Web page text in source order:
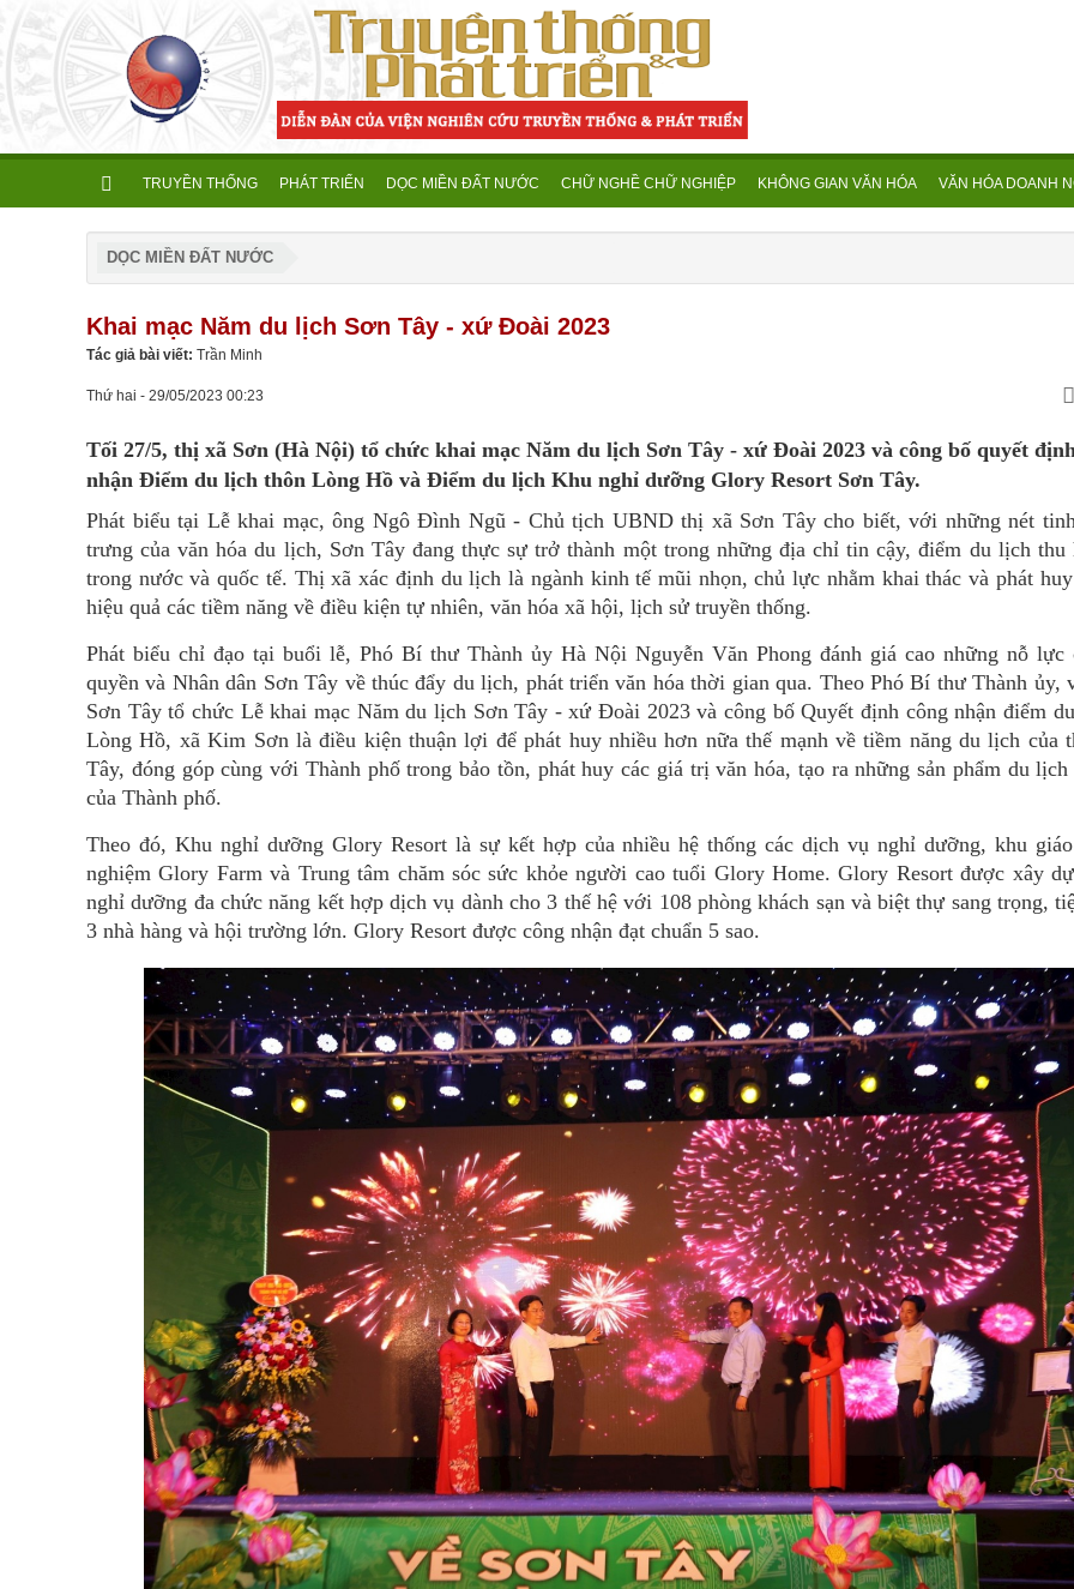
TRUYỀN THỐNG PHÁT TRIỂN DỌC MIỀN ĐẤT NƯỚC CHỮ NGHỀ CHỮ NGHIỆP KHÔNG GIAN VĂN HÓA VĂN HÓA DOANH
DỌC MIỀN ĐẤT NƯỚC
Khai mạc Năm du lịch Sơn Tây - xứ Đoài 2023
Tác giả bài viết: Trần Minh
Thứ hai - 29/05/2023 00:23
Tối 27/5, thị xã Sơn (Hà Nội) tổ chức khai mạc Năm du lịch Sơn Tây - xứ Đoài 2023 và công bố quyết
nhận Điểm du lịch thôn Lòng Hồ và Điểm du lịch Khu nghỉ dưỡng Glory Resort Sơn Tây.
Phát biểu tại Lễ khai mạc, ông Ngô Đình Ngũ - Chủ tịch UBND thị xã Sơn Tây cho biết, với những nét
trưng của văn hóa du lịch, Sơn Tây đang thực sự trở thành một trong những địa chỉ tin cậy, điểm du lịch thu
trong nước và quốc tế. Thị xã xác định du lịch là ngành kinh tế mũi nhọn, chủ lực nhằm khai thác và phát
hiệu quả các tiềm năng về điều kiện tự nhiên, văn hóa xã hội, lịch sử truyền thống.
Phát biểu chỉ đạo tại buổi lễ, Phó Bí thư Thành ủy Hà Nội Nguyễn Văn Phong đánh giá cao những nỗ lực
quyền và Nhân dân Sơn Tây về thúc đẩy du lịch, phát triển văn hóa thời gian qua. Theo Phó Bí thư Thành ủy,
Sơn Tây tổ chức Lễ khai mạc Năm du lịch Sơn Tây - xứ Đoài 2023 và công bố Quyết định công nhận điểm
Lòng Hồ, xã Kim Sơn là điều kiện thuận lợi để phát huy nhiều hơn nữa thế mạnh về tiềm năng du lịch của
Tây, đóng góp cùng với Thành phố trong bảo tồn, phát huy các giá trị văn hóa, tạo ra những sản phẩm du
của Thành phố.
Theo đó, Khu nghỉ dưỡng Glory Resort là sự kết hợp của nhiều hệ thống các dịch vụ nghỉ dưỡng, khu
nghiệm Glory Farm và Trung tâm chăm sóc sức khỏe người cao tuổi Glory Home. Glory Resort được xây
nghỉ dưỡng đa chức năng kết hợp dịch vụ dành cho 3 thế hệ với 108 phòng khách sạn và biệt thự sang trọng,
3 nhà hàng và hội trường lớn. Glory Resort được công nhận đạt chuẩn 5 sao.